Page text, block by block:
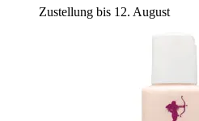
Zustellung bis 12. August